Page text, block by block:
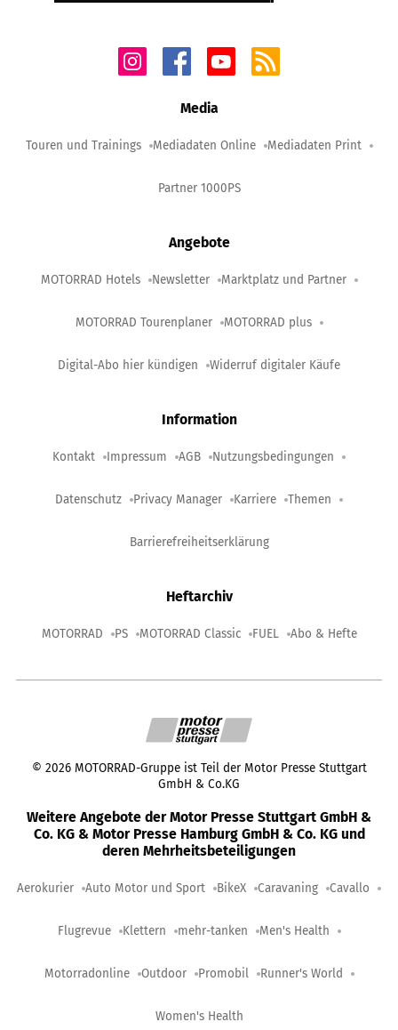
Media
Touren und Trainings Mediadaten Online Mediadaten Print
Partner 1000PS
Angebote
MOTORRAD Hotels Newsletter Marktplatz und Partner
MOTORRAD Tourenplaner MOTORRAD plus
Digital-Abo hier kündigen Widerruf digitaler Käufe
Information
Kontakt Impressum AGB Nutzungsbedingungen
Datenschutz Privacy Manager Karriere Themen
Barrierefreiheitserklärung
Heftarchiv
MOTORRAD PS MOTORRAD Classic FUEL Abo & Hefte
© 2026 MOTORRAD-Gruppe ist Teil der Motor Presse Stuttgart
GmbH & Co.KG
Weitere Angebote der Motor Presse Stuttgart GmbH &
Co. KG & Motor Presse Hamburg GmbH & Co. KG und
deren Mehrheitsbeteiligungen
Aerokurier Auto Motor und Sport BikeX Caravaning Cavallo
Flugrevue Klettern mehr-tanken Men's Health
Motorradonline Outdoor Promobil Runner's World
Women's Health